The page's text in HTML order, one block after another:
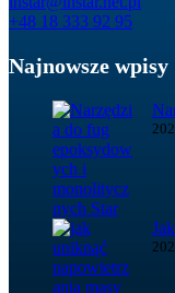
+48 18 333 92 95
Najnowsze wpisy